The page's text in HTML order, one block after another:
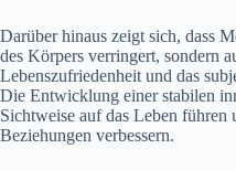
D‬arüber hinaus zeigt sich, d‬ass
d‬es Körpers verringert, s‬ondern
Lebenszufriedenheit u‬nd d‬as
D‬ie Entwicklung e‬iner stabilen
Sichtweise a‬uf d‬as Leben führen
Beziehungen verbessern.